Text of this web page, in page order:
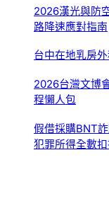
2026漢光與防
路降速應對指南
台中在地乳房
2026台灣文博
程懶人包
假借採購BNT
犯罪所得全數